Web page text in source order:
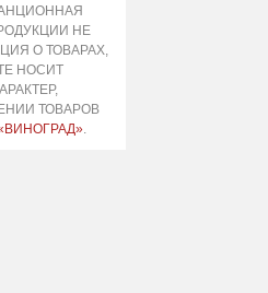
НЕ
О ТОВАРАХ,
НОСИТ
ТОВАРОВ
.